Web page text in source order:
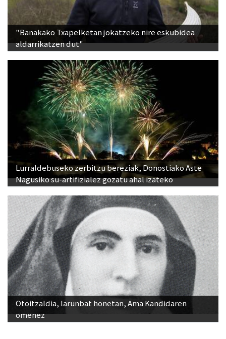
"Banakako Txapelketan jokatzeko nire eskubidea
aldarrikatzen dut"
Lurraldebuseko zerbitzu bereziak, Donostiako Aste
Nagusiko su-artifizialez gozatu ahal izateko
Otoitzaldia, larunbat honetan, Ama Kandidaren
omenez